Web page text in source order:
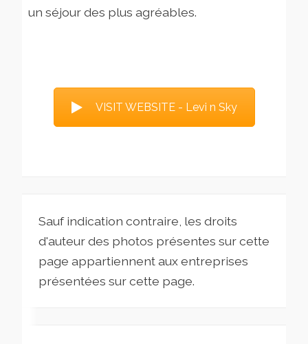
un séjour des plus agréables.
VISIT WEBSITE - Levi n Sky
Sauf indication contraire, les droits
d'auteur des photos présentes sur cette
page appartiennent aux entreprises
présentées sur cette page.